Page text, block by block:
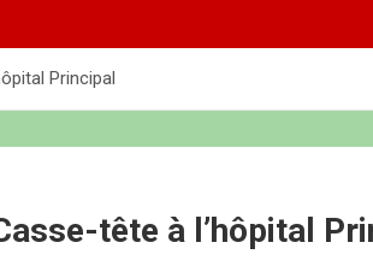
Principal
tête à l’hôpital